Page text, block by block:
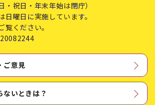
・祝日・年末年始は閉庁）
日曜日に実施しています。
覧ください。
ご意見
ないときは？